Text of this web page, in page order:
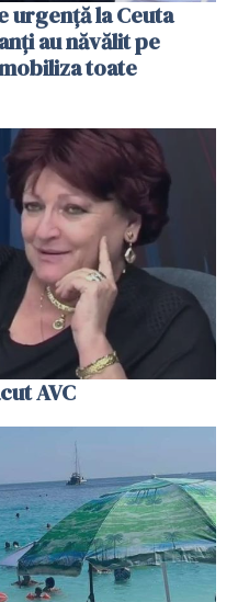
urgență la Ceuta
au năvălit pe
toate
AVC